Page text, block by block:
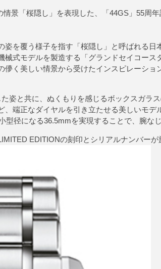
景「桜隠し」を表現した、「44GS」55周
を覆う様子を指す「桜隠し」と呼ばれる日
械式モデルを製造する「グランドセイコー
儚く美しい情景から受けたインスピレーショ
姿と共に、ぬくもりを感じるボックスガラ
端正なダイヤルを引き立たせる美しいモデ
径になる36.5mmを実現することで、腕な
EDITIONの刻印とシリアルナンバーが